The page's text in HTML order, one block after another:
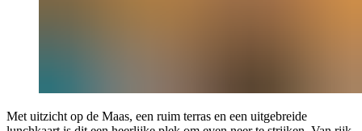
Met uitzicht op de Maas, een ruim terras en een uitgebreide